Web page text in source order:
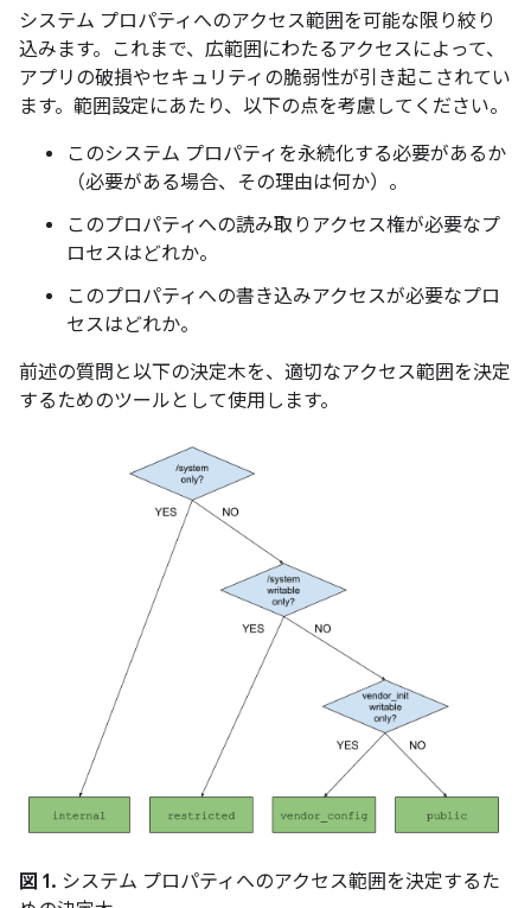
システム プロパティへのアクセス範囲を可能な限り絞り
込みます。これまで、広範囲にわたるアクセスによって、
アプリの破損やセキュリティの脆弱性が引き起こされてい
ます。範囲設定にあたり、以下の点を考慮してください。
このシステム プロパティを永続化する必要があるか
（必要がある場合、その理由は何か）。
このプロパティへの読み取りアクセス権が必要なプ
ロセスはどれか。
このプロパティへの書き込みアクセスが必要なプロ
セスはどれか。
前述の質問と以下の決定木を、適切なアクセス範囲を決定
するためのツールとして使用します。
図 1. システム プロパティへのアクセス範囲を決定するた